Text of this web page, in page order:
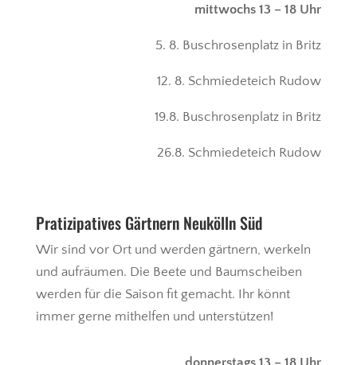
mittwochs 13 – 18 Uhr
5. 8. Buschrosenplatz in Britz
12. 8. Schmiedeteich Rudow
19.8. Buschrosenplatz in Britz
26.8. Schmiedeteich Rudow
Pratizipatives Gärtnern Neukölln Süd
Wir sind vor Ort und werden gärtnern, werkeln
und aufräumen. Die Beete und Baumscheiben
werden für die Saison fit gemacht. Ihr könnt
immer gerne mithelfen und unterstützen!